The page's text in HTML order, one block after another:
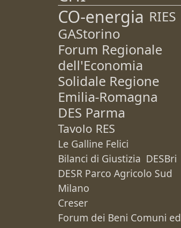
CO-energia RIES
GAStorino
Forum Regionale
dell'Economia
Solidale Regione
Emilia-Romagna
DES Parma
Tavolo RES
Le Galline Felici
Bilanci di Giustizia DESBri
DESR Parco Agricolo Sud
Milano
Creser
Forum dei Beni Comuni ed